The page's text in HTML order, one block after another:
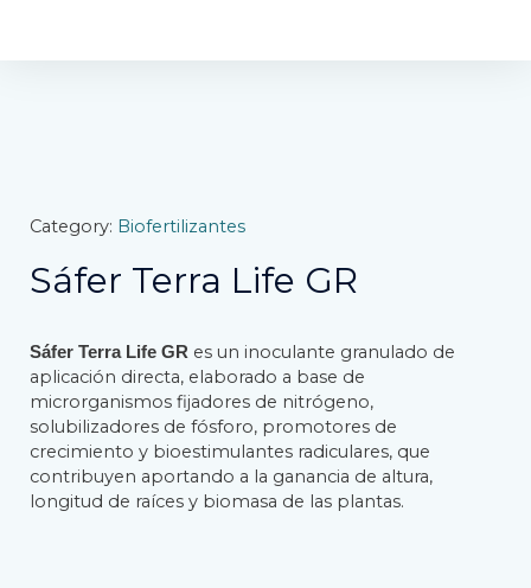
Category: Biofertilizantes
Sáfer Terra Life GR
Sáfer Terra Life GR es un inoculante granulado de
aplicación directa, elaborado a base de
microrganismos fijadores de nitrógeno,
solubilizadores de fósforo, promotores de
crecimiento y bioestimulantes radiculares, que
contribuyen aportando a la ganancia de altura,
longitud de raíces y biomasa de las plantas.